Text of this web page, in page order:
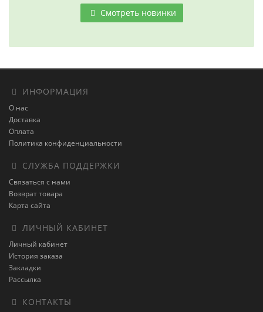
Смотреть новинки
ИНФОРМАЦИЯ
О нас
Доставка
Оплата
Политика конфиденциальности
СЛУЖБА ПОДДЕРЖКИ
Связаться с нами
Возврат товара
Карта сайта
ЛИЧНЫЙ КАБИНЕТ
Личный кабинет
История заказа
Закладки
Рассылка
КОНТАКТЫ